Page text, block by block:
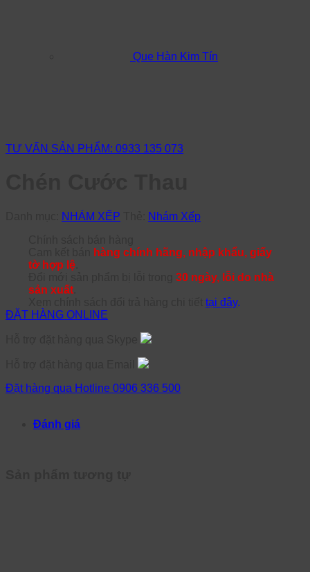
Que Hàn Kim Tín
TƯ VẤN SẢN PHẨM: 0933 135 073
NHÁM XẾP
Nhám Xếp
hàng chính hãng, nhập khẩu, giấy
tờ hợp lệ
30 ngày, lỗi do nhà
sản xuất
tại đây.
ĐẶT HÀNG ONLINE
Đặt hàng qua Hotline 0906 336 500
Đánh giá